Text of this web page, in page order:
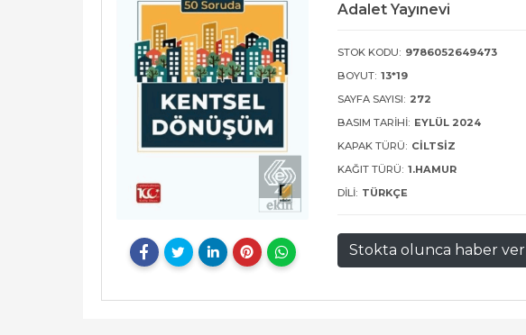
Adalet Yayınevi
STOK KODU: 9786052649473
BOYUT: 13*19
SAYFA SAYISI: 272
BASIM TARIHI: EYLÜL 2024
KAPAK TÜRÜ: CILTSIZ
KAĞIT TÜRÜ: 1.HAMUR
DILI: TÜRKÇE
Stokta olunca haber ver